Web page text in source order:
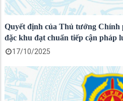
Quyết định của Thủ tướng Chính
đặc khu đạt chuẩn tiếp cận pháp
17/10/2025